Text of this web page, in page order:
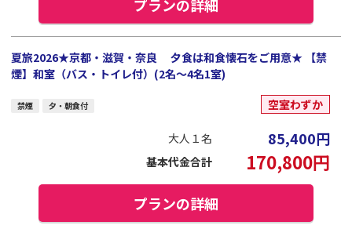
プランの詳細
夏旅2026★京都・滋賀・奈良 夕食は和食懐石をご用意★ 【禁
煙】和室（バス・トイレ付）(2名～4名1室)
禁煙 夕・朝食付 空室わずか
大人１名 85,400円
基本代金合計 170,800円
プランの詳細